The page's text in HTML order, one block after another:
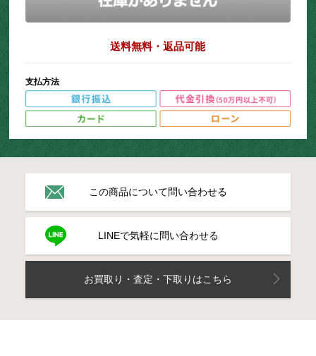
送料無料・返品可能
支払方法
この商品について問い合わせる
LINEで気軽に問い合わせる
お買取り・査定・下取りはこちら